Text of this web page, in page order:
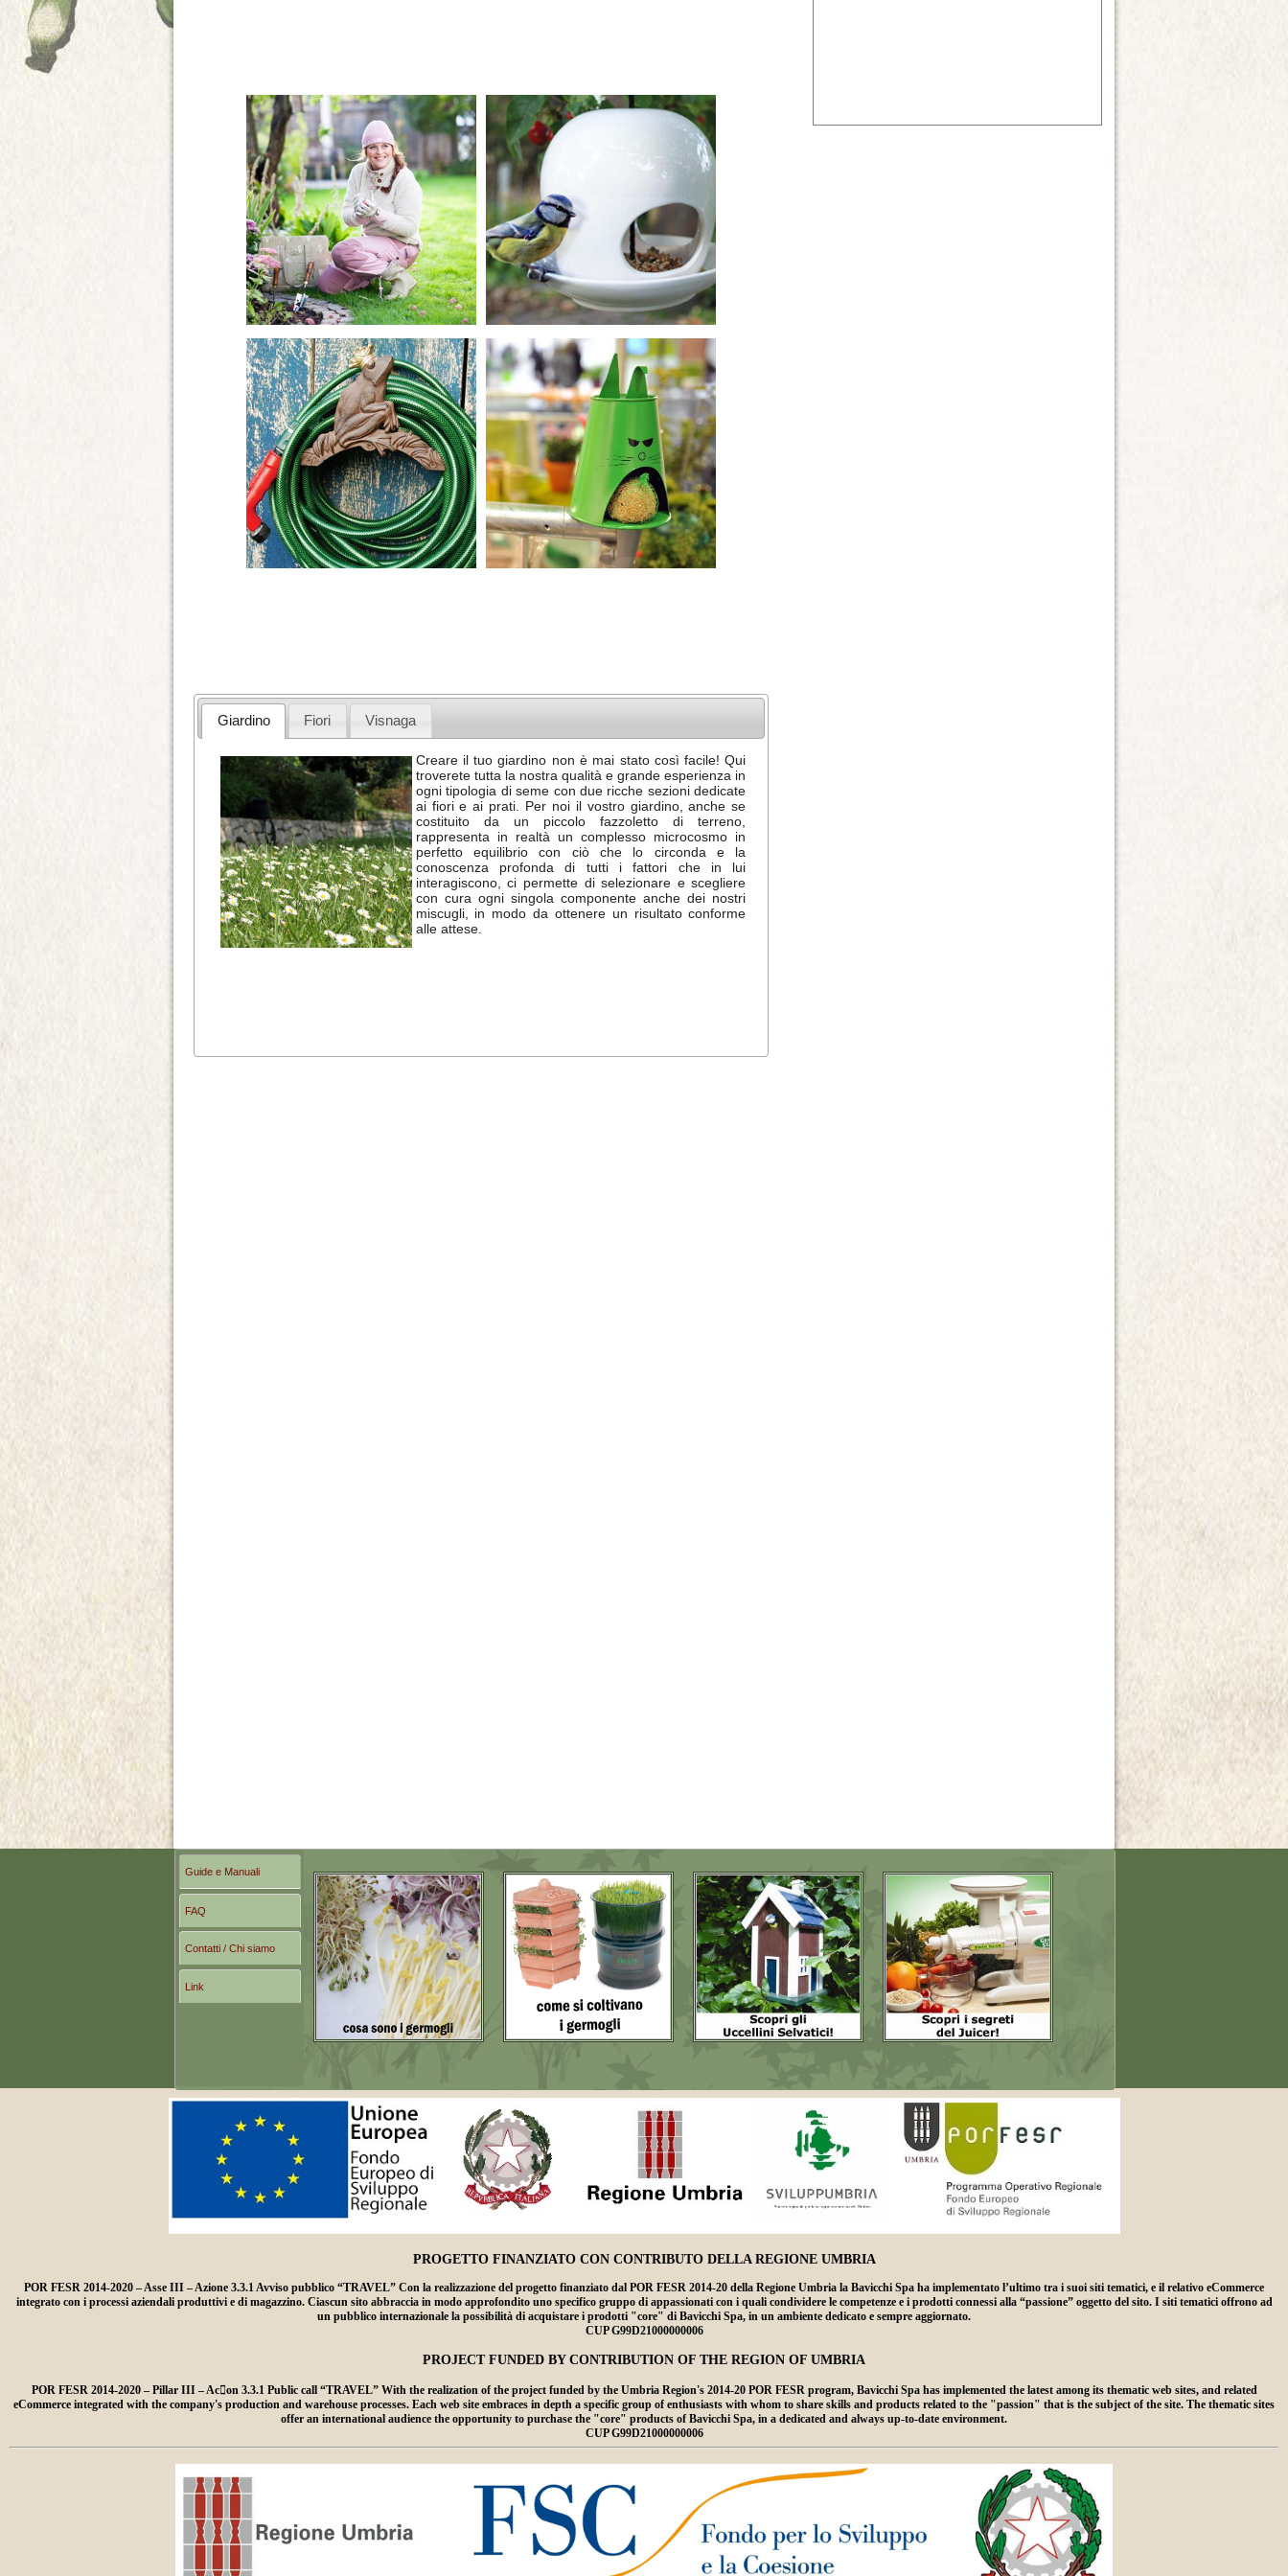
Giardino Fiori Visnaga
Creare il tuo giardino non è mai stato così facile! Qui
troverete tutta la nostra qualità e grande esperienza in
ogni tipologia di seme con due ricche sezioni dedicate
ai fiori e ai prati. Per noi il vostro giardino, anche se
costituito da un piccolo fazzoletto di terreno,
rappresenta in realtà un complesso microcosmo in
perfetto equilibrio con ciò che lo circonda e la
conoscenza profonda di tutti i fattori che in lui
interagiscono, ci permette di selezionare e scegliere
con cura ogni singola componente anche dei nostri
miscugli, in modo da ottenere un risultato conforme
alle attese.
Guide e Manuali
FAQ
Contatti / Chi siamo
Link
PROGETTO FINANZIATO CON CONTRIBUTO DELLA REGIONE UMBRIA
POR FESR 2014-2020 – Asse III – Azione 3.3.1 Avviso pubblico “TRAVEL” Con la realizzazione del progetto finanziato dal POR FESR 2014-20 della Regione Umbria la Bavicchi Spa ha implementato l’ultimo tra i suoi siti tematici, e il relativo eCommerce
integrato con i processi aziendali produttivi e di magazzino. Ciascun sito abbraccia in modo approfondito uno specifico gruppo di appassionati con i quali condividere le competenze e i prodotti connessi alla “passione” oggetto del sito. I siti tematici offrono ad
un pubblico internazionale la possibilità di acquistare i prodotti "core" di Bavicchi Spa, in un ambiente dedicato e sempre aggiornato.
CUP G99D21000000006
PROJECT FUNDED BY CONTRIBUTION OF THE REGION OF UMBRIA
POR FESR 2014-2020 – Pillar III – Ac􀆟on 3.3.1 Public call “TRAVEL” With the realization of the project funded by the Umbria Region's 2014-20 POR FESR program, Bavicchi Spa has implemented the latest among its thematic web sites, and related
eCommerce integrated with the company's production and warehouse processes. Each web site embraces in depth a specific group of enthusiasts with whom to share skills and products related to the "passion" that is the subject of the site. The thematic sites
offer an international audience the opportunity to purchase the "core" products of Bavicchi Spa, in a dedicated and always up-to-date environment.
CUP G99D21000000006